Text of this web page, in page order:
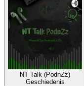
NT Talk (PodnZz)
Geschiedenis